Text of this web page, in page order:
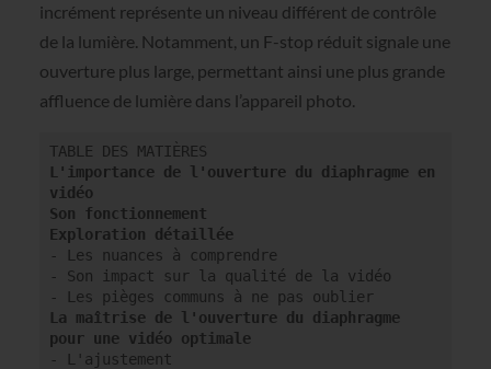
incrément représente un niveau différent de contrôle
de la lumière. Notamment, un F-stop réduit signale une
ouverture plus large, permettant ainsi une plus grande
affluence de lumière dans l’appareil photo.
L'importance de l'ouverture du diaphragme en
vidéo
Son fonctionnement
- Les nuances à comprendre
- Son impact sur la qualité de la vidéo
La maîtrise de l'ouverture du diaphragme
pour une vidéo optimale
- L'ajustement